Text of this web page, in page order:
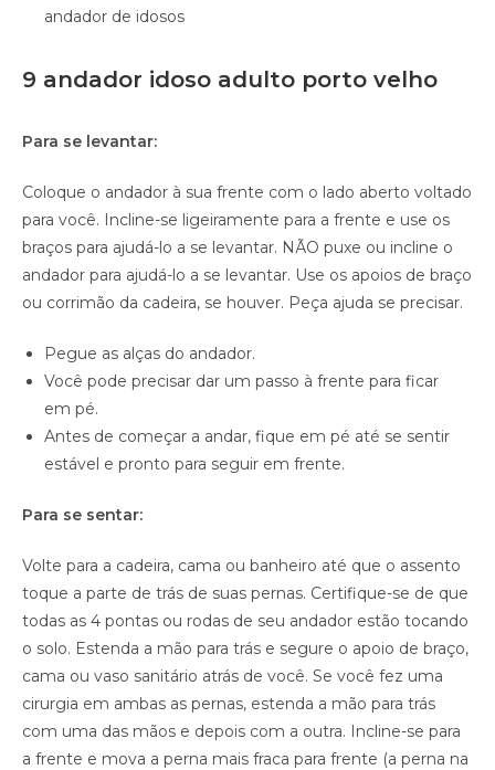
andador de idosos
9 andador idoso adulto porto velho
Para se levantar:
Coloque o andador à sua frente com o lado aberto voltado
para você. Incline-se ligeiramente para a frente e use os
braços para ajudá-lo a se levantar. NÃO puxe ou incline o
andador para ajudá-lo a se levantar. Use os apoios de braço
ou corrimão da cadeira, se houver. Peça ajuda se precisar.
Pegue as alças do andador.
Você pode precisar dar um passo à frente para ficar
em pé.
Antes de começar a andar, fique em pé até se sentir
estável e pronto para seguir em frente.
Para se sentar:
Volte para a cadeira, cama ou banheiro até que o assento
toque a parte de trás de suas pernas. Certifique-se de que
todas as 4 pontas ou rodas de seu andador estão tocando
o solo. Estenda a mão para trás e segure o apoio de braço,
cama ou vaso sanitário atrás de você. Se você fez uma
cirurgia em ambas as pernas, estenda a mão para trás
com uma das mãos e depois com a outra. Incline-se para
a frente e mova a perna mais fraca para frente (a perna na